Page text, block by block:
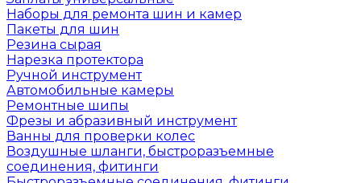
Наборы для ремонта шин и камер
Пакеты для шин
Резина сырая
Нарезка протектора
Ручной инструмент
Автомобильные камеры
Ремонтные шипы
Фрезы и абразивный инструмент
Ванны для проверки колес
Воздушные шланги, быстроразъемные
соединения, фитинги